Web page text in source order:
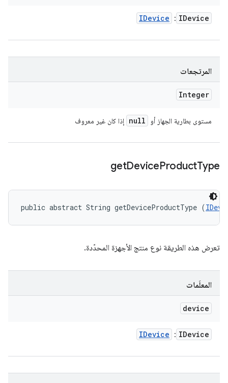
IDevice
:
IDevice
المرتجعات
Integer
مستوى بطارية الجهاز أو null إذا كان غير معروف
getDeviceProductType
public abstract String getDeviceProductType (
تعرض هذه الطريقة نوع منتج الأجهزة المحدّدة.
المعلَمات
device
IDevice
:
IDevice